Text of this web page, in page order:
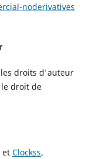
noderivatives
droits d'auteur
droit de
et Clockss.